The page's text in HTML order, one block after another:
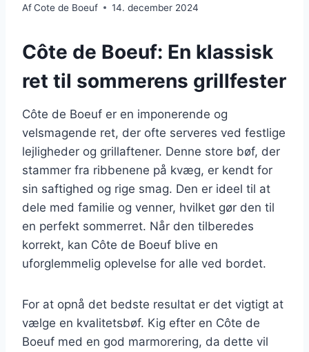
AfCote de Boeuf 14. december 2024
Côte de Boeuf: En klassisk
ret til sommerens grillfester
Côte de Boeuf er en imponerende og
velsmagende ret, der ofte serveres ved festlige
lejligheder og grillaftener. Denne store bøf, der
stammer fra ribbenene på kvæg, er kendt for
sin saftighed og rige smag. Den er ideel til at
dele med familie og venner, hvilket gør den til
en perfekt sommerret. Når den tilberedes
korrekt, kan Côte de Boeuf blive en
uforglemmelig oplevelse for alle ved bordet.
For at opnå det bedste resultat er det vigtigt at
vælge en kvalitetsbøf. Kig efter en Côte de
Boeuf med en god marmorering, da dette vil